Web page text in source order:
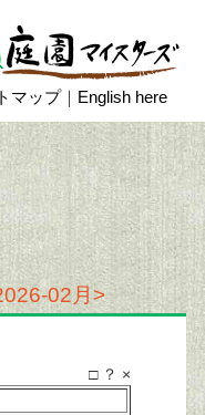
マップ｜ English here
02月>
□ ？ ×